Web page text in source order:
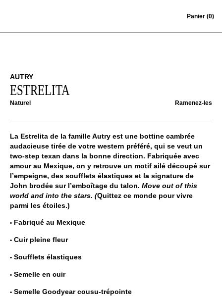
Panier (0)
AUTRY
ESTRELITA
Naturel Ramenez-les
La Estrelita de la famille Autry est une bottine cambrée
audacieuse tirée de votre western préféré, qui se veut un
two-step texan dans la bonne direction. Fabriquée avec
amour au Mexique, on y retrouve un motif ailé découpé sur
l’empeigne, des soufflets élastiques et la signature de
John brodée sur l’emboîtage du talon. Move out of this
world and into the stars. (Quittez ce monde pour vivre
parmi les étoiles.)
Fabriqué au Mexique
Cuir pleine fleur
Soufflets élastiques
Semelle en cuir
Semelle Goodyear cousu-trépointe